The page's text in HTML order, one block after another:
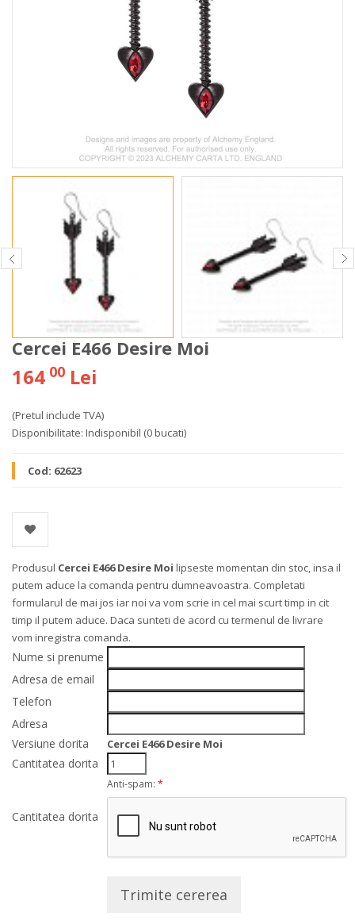
Cercei E466 Desire Moi
164 00 Lei
(Pretul include TVA)
Disponibilitate: Indisponibil (0 bucati)
Cod: 62623
Produsul Cercei E466 Desire Moi lipseste momentan din stoc, insa il
putem aduce la comanda pentru dumneavoastra. Completati
formularul de mai jos iar noi va vom scrie in cel mai scurt timp in cit
timp il putem aduce. Daca sunteti de acord cu termenul de livrare
vom inregistra comanda.
Nume si prenume
Adresa de email
Telefon
Adresa
Versiune dorita
Cercei E466 Desire Moi
Cantitatea dorita
Cantitatea dorita
Anti-spam: *
Trimite cererea